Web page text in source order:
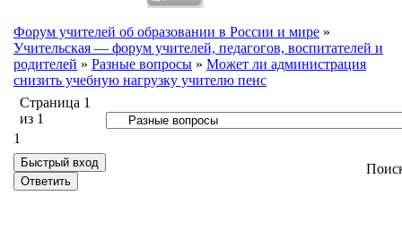
Форум учителей об образовании в России и мире »
Учительская — форум учителей, педагогов, воспитателей и
родителей » Разные вопросы » Может ли администрация
снизить учебную нагрузку учителю пенс
Страница 1
из 1
1